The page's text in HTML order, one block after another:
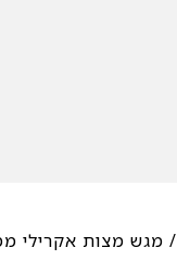
/ מגש מצות אקרילי